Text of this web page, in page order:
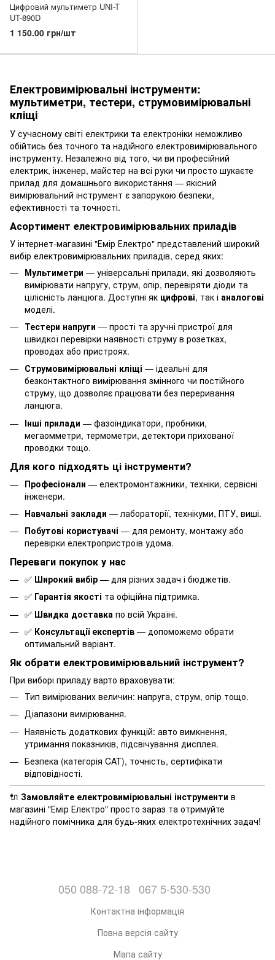
Цифровий мультиметр UNI-T
UT-890D
1 150.00 грн/шт
Електровимірювальні інструменти:
мультиметри, тестери, струмовимірювальні
кліщі
У сучасному світі електрики та електроніки неможливо
обійтись без точного та надійного електровимірювального
інструменту. Незалежно від того, чи ви професійний
електрик, інженер, майстер на всі руки чи просто шукаєте
прилад для домашнього використання — якісний
вимірювальний інструмент є запорукою безпеки,
ефективності та точності.
Асортимент електровимірювальних приладів
У інтернет-магазині "Емір Електро" представлений широкий
вибір електровимірювальних приладів, серед яких:
Мультиметри — універсальні прилади, які дозволяють
вимірювати напругу, струм, опір, перевіряти діоди та
цілісність ланцюга. Доступні як цифрові, так і аналогові
моделі.
Тестери напруги — прості та зручні пристрої для
швидкої перевірки наявності струму в розетках,
проводах або пристроях.
Струмовимірювальні кліщі — ідеальні для
безконтактного вимірювання змінного чи постійного
струму, що дозволяє працювати без переривання
ланцюга.
Інші прилади — фазоіндикатори, пробники,
мегаомметри, термометри, детектори прихованої
проводки тощо.
Для кого підходять ці інструменти?
Професіонали — електромонтажники, техніки, сервісні
інженери.
Навчальні заклади — лабораторії, технікуми, ПТУ, виші.
Побутові користувачі — для ремонту, монтажу або
перевірки електропристроїв удома.
Переваги покупок у нас
✅ Широкий вибір — для різних задач і бюджетів.
✅ Гарантія якості та офіційна підтримка.
✅ Швидка доставка по всій Україні.
✅ Консультації експертів — допоможемо обрати
оптимальний варіант.
Як обрати електровимірювальний інструмент?
При виборі приладу варто враховувати:
Тип вимірюваних величин: напруга, струм, опір тощо.
Діапазони вимірювання.
Наявність додаткових функцій: авто вимкнення,
утримання показників, підсвічування дисплея.
Безпека (категорія CAT), точність, сертифікати
відповідності.
🔌 Замовляйте електровимірювальні інструменти в
магазині "Емір Електро" просто зараз та отримуйте
надійного помічника для будь-яких електротехнічних задач!
050 088-72-18 067 5-530-530
Контактна інформація
Повна версія сайту
Мапа сайту